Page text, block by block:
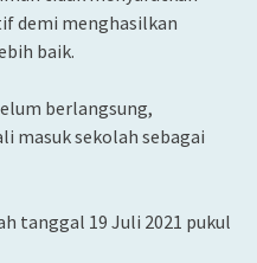
demi menghasilkan
baik.
berlangsung,
masuk sekolah sebagai
tanggal 19 Juli 2021 pukul